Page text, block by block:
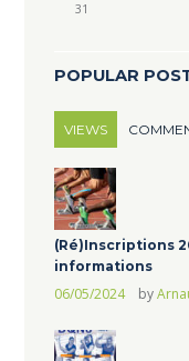
31
POPULAR
VIEWS
(Ré)Inscriptions
informations
06/05/2024 by